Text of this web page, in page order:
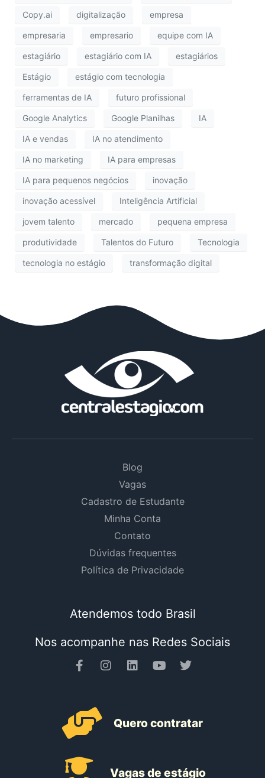
Copy.ai digitalização empresa
empresaria empresario equipe com IA
estagiário estagiário com IA estagiários
Estágio estágio com tecnologia
ferramentas de IA futuro profissional
Google Analytics Google Planilhas IA
IA e vendas IA no atendimento
IA no marketing IA para empresas
IA para pequenos negócios inovação
inovação acessível Inteligência Artificial
jovem talento mercado pequena empresa
produtividade Talentos do Futuro Tecnologia
tecnologia no estágio transformação digital
Blog
Vagas
Cadastro de Estudante
Minha Conta
Contato
Dúvidas frequentes
Política de Privacidade
Atendemos todo Brasil
Nos acompanhe nas Redes Sociais
Quero contratar
Vagas de estágio